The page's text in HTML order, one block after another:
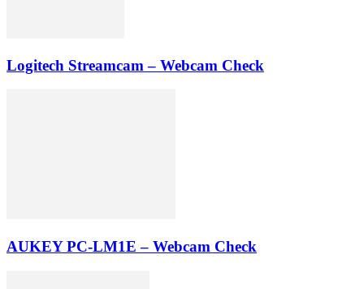
Logitech Streamcam – Webcam Check
AUKEY PC-LM1E – Webcam Check